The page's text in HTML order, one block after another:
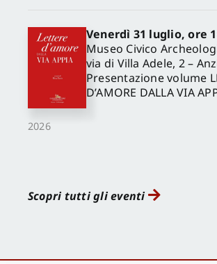
2026
Venerdì 31 luglio, ore
Museo Civico
via di Villa Adele, 2 –
Presentazione volume
D’AMORE DALLA VIA
Scopri tutti gli eventi